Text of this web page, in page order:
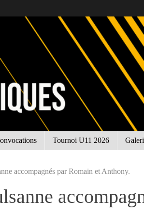
Tournoi U11 2026
accompagnés par Romain et Anthony.